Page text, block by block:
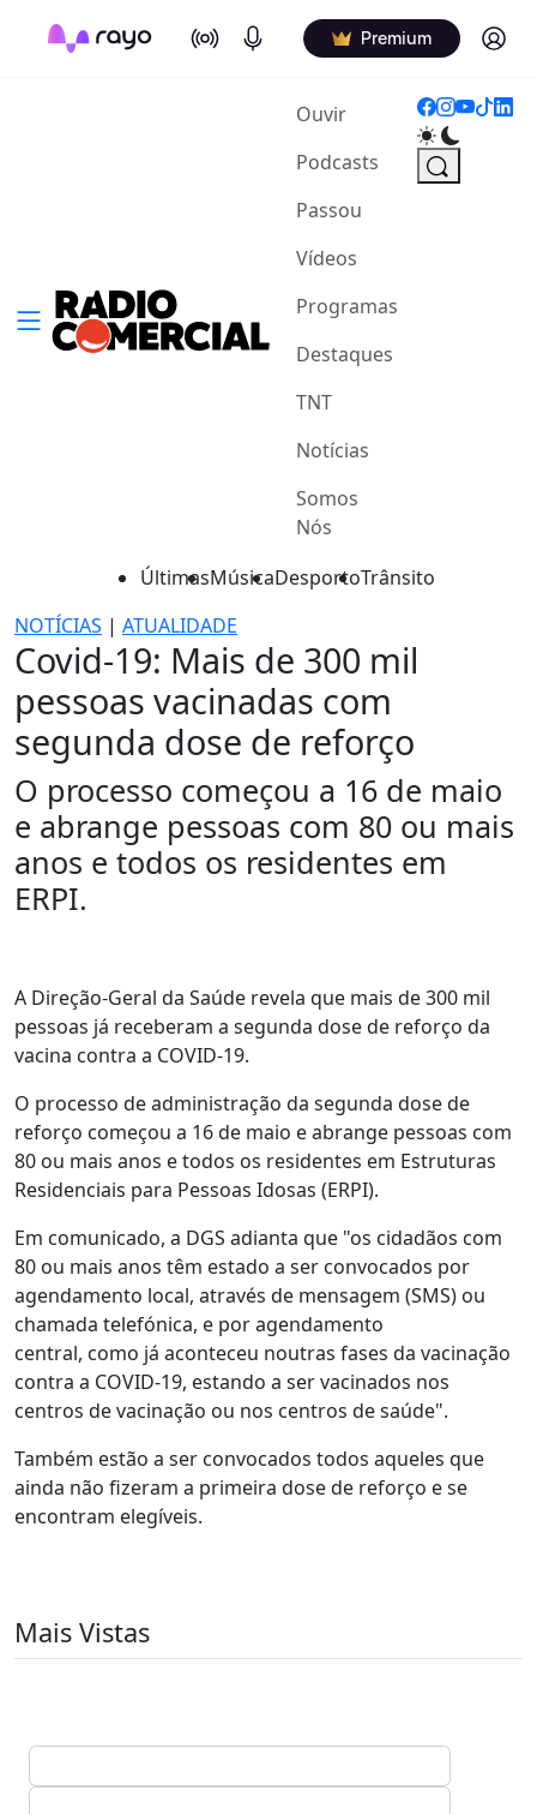
On Air Podcasts Premium Log in
Ouvir(current)
Podcasts
Passou
Vídeos
Programas
Destaques
TNT
Notícias
Somos
Nós
ÚltimasMúsicaDesportoTrânsito
NOTÍCIAS | ATUALIDADE
Covid-19: Mais de 300 mil
pessoas vacinadas com
segunda dose de reforço
O processo começou a 16 de maio
e abrange pessoas com 80 ou mais
anos e todos os residentes em
ERPI.
A Direção-Geral da Saúde revela que mais de 300 mil
pessoas já receberam a segunda dose de reforço da
vacina contra a COVID-19.
O processo de administração da segunda dose de
reforço começou a 16 de maio e abrange pessoas com
80 ou mais anos e todos os residentes em Estruturas
Residenciais para Pessoas Idosas (ERPI).
Em comunicado, a DGS adianta que "os cidadãos com
80 ou mais anos têm estado a ser convocados por
agendamento local, através de mensagem (SMS) ou
chamada telefónica, e por agendamento
central, como já aconteceu noutras fases da vacinação
contra a COVID-19, estando a ser vacinados nos
centros de vacinação ou nos centros de saúde".
Também estão a ser convocados todos aqueles que
ainda não fizeram a primeira dose de reforço e se
encontram elegíveis.
Mais Vistas